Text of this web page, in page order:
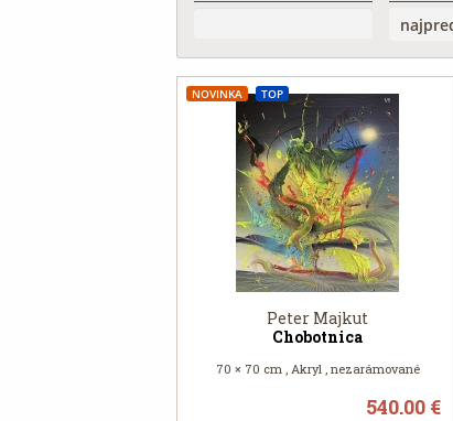
Peter Majkut
Chobotnica
70 × 70 cm , Akryl , nezarámované
540.00 €
NOVINKA TOP